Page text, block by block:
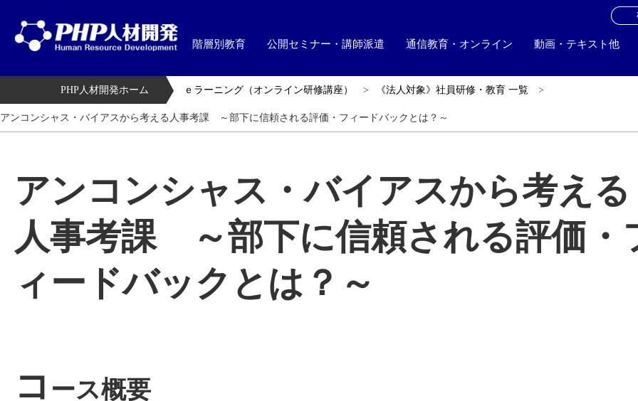
階層別教育 公開セミナー・講師派遣 通信教育・オンライン 動画・テキスト他
PHP人材開発ホーム ｅラーニング（オンライン研修講座） 《法人対象》社員研修・教育 一覧
アンコンシャス・バイアスから考える人事考課 ～部下に信頼される評価・フィードバックとは？～
アンコンシャス・バイアスから考える
人事考課 ～部下に信頼される評価・
ィードバックとは？～
コ ース概要